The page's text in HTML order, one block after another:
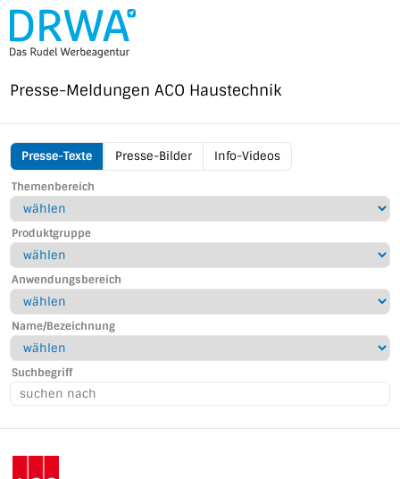
Direkt
Inhalt
Presse-Meldungen ACO Haustechnik
ACO
Menu
Presse-Texte Presse-Bilder Info-Videos
Themenbereich
Produktgruppe
Anwendungsbereich
Name/Bezeichnung
Suchbegriff